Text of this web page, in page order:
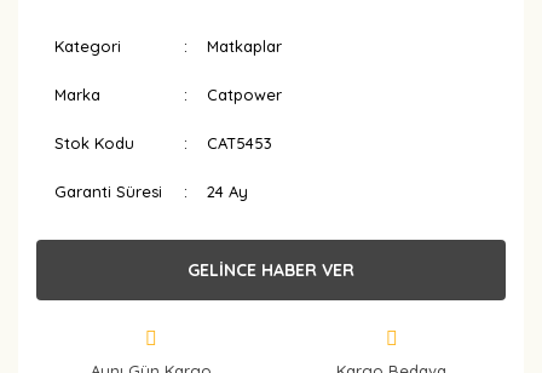
Kategori Matkaplar
Marka Catpower
Stok Kodu CAT5453
Garanti Süresi 24 Ay
GELİNCE HABER VER